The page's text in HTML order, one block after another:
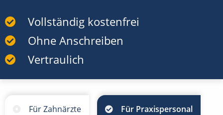
Vollständig kostenfrei
Ohne Anschreiben
Vertraulich
Für Zahnärzte Für Praxispersonal